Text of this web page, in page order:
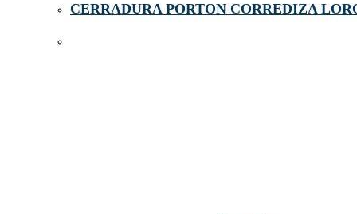
CERRADURA PORTON CORREDIZA